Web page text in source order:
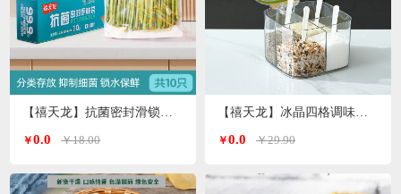
【禧天龙】抗菌密封滑锁保鲜袋大号 10只/盒KY-9827
￥0.0 ￥18.00
【禧天龙】冰晶四格调味罐H-9972
￥0.0 ￥29.90